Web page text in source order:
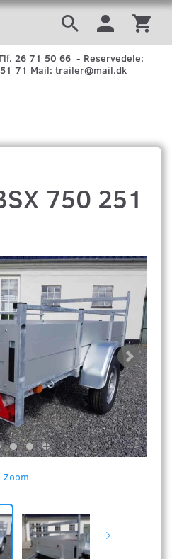
26 71 50 66 - Reservedele:
71 Mail: trailer@mail.dk
750 251
Zoom